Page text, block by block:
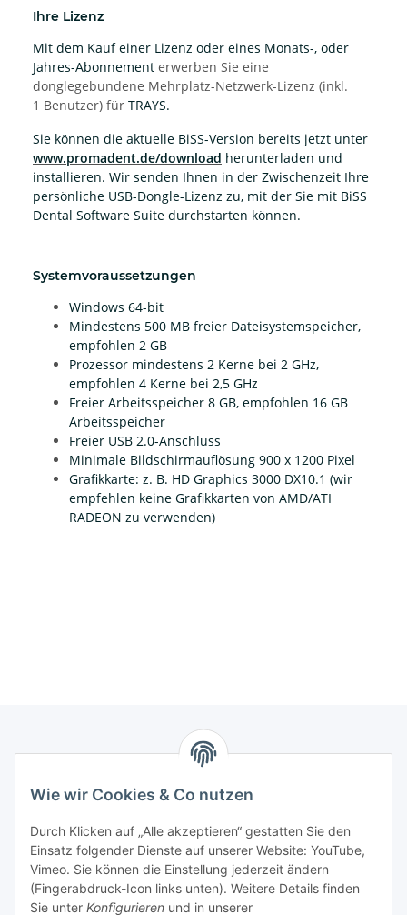
Ihre Lizenz
Mit dem Kauf einer Lizenz oder eines Monats-, oder
Jahres-Abonnement erwerben Sie eine
donglegebundene Mehrplatz-Netzwerk-Lizenz (inkl.
1 Benutzer) für TRAYS.
Sie können die aktuelle BiSS-Version bereits jetzt unter
www.promadent.de/download herunterladen und
installieren. Wir senden Ihnen in der Zwischenzeit Ihre
persönliche USB-Dongle-Lizenz zu, mit der Sie mit BiSS
Dental Software Suite durchstarten können.
Systemvoraussetzungen
Windows 64-bit
Mindestens 500 MB freier Dateisystemspeicher,
empfohlen 2 GB
Prozessor mindestens 2 Kerne bei 2 GHz,
empfohlen 4 Kerne bei 2,5 GHz
Freier Arbeitsspeicher 8 GB, empfohlen 16 GB
Arbeitsspeicher
Freier USB 2.0-Anschluss
Minimale Bildschirmauflösung 900 x 1200 Pixel
Grafikkarte: z. B. HD Graphics 3000 DX10.1 (wir
empfehlen keine Grafikkarten von AMD/ATI
RADEON zu verwenden)
PROMADENT UG
Im Nordfeld 13
Wie wir Cookies & Co nutzen
Durch Klicken auf „Alle akzeptieren“ gestatten Sie den
Einsatz folgender Dienste auf unserer Website: YouTube,
Vimeo. Sie können die Einstellung jederzeit ändern
(Fingerabdruck-Icon links unten). Weitere Details finden
Sie unter Konfigurieren und in unserer